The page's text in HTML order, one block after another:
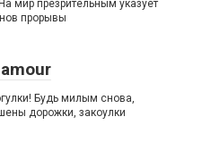
мир презрительным указует
прорывы
Будь милым снова,
дорожки, закоулки